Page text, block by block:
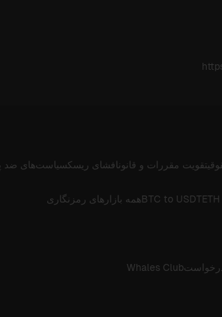
تقویت مقررات و قانونافشای ریسکسیاست‌های ضد
BTC to USDTهمه بازارهای رمزنگاری
Whales Club